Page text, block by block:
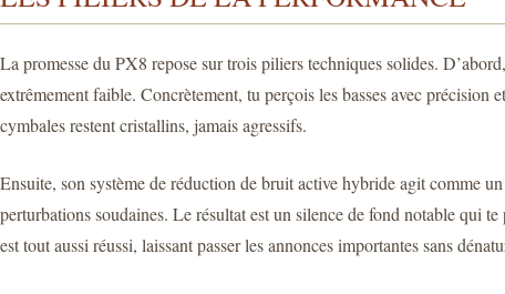
La promesse du PX8 repose sur trois piliers techniques solides.
extrêmement faible. Concrètement, tu perçois les basses avec
cymbales restent cristallins, jamais agressifs.
Ensuite, son système de réduction de bruit active hybride agit comme
perturbations soudaines. Le résultat est un silence de fond notable qui
est tout aussi réussi, laissant passer les annonces importantes sans